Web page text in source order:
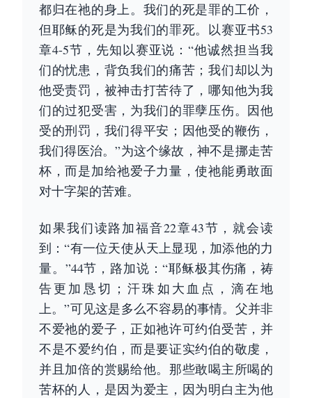
都归在祂的身上。我们的死是罪的工价，
但耶稣的死是为我们的罪死。以赛亚书53
章4-5节，先知以赛亚说：“他诚然担当我
们的忧患，背负我们的痛苦；我们却以为
他受责罚，被神击打苦待了，哪知他为我
们的过犯受害，为我们的罪孽压伤。因他
受的刑罚，我们得平安；因他受的鞭伤，
我们得医治。”为这个缘故，神不是挪走苦
杯，而是加给祂爱子力量，使祂能勇敢面
对十字架的苦难。
如果我们读路加福音22章43节，就会读
到：“有一位天使从天上显现，加添他的力
量。”44节，路加说：“耶稣极其伤痛，祷
告更加恳切；汗珠如大血点，滴在地
上。”可见这是多么不容易的事情。父并非
不爱祂的爱子，正如祂许可约伯受苦，并
不是不爱约伯，而是要证实约伯的敬虔，
并且加倍的赏赐给他。那些敢喝主所喝的
苦杯的人，是因为爱主，因为明白主为他